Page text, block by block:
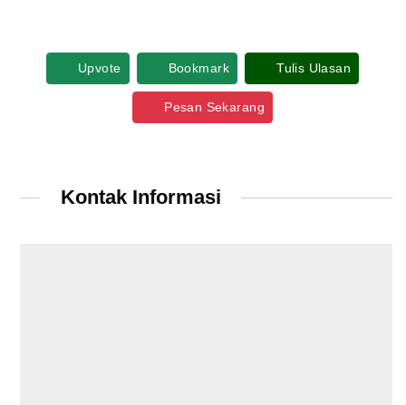
Upvote Bookmark Tulis Ulasan
Pesan Sekarang
Kontak Informasi